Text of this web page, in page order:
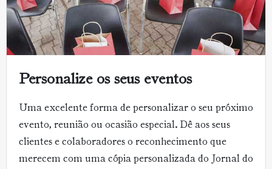
Personalize os seus eventos
Uma excelente forma de personalizar o seu próximo
evento, reunião ou ocasião especial. Dê aos seus
clientes e colaboradores o reconhecimento que
merecem com uma cópia personalizada do Jornal do